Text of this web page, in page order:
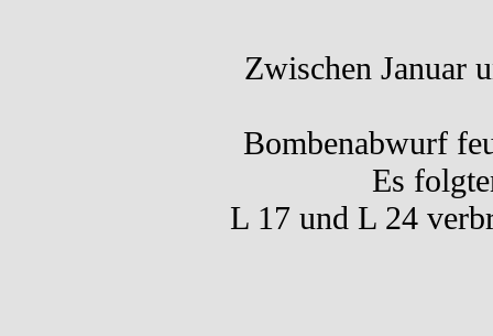
Zwischen Januar
Bombenabwurf
Es
L 17 und L 24